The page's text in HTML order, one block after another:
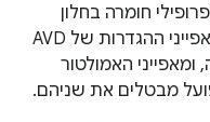
חומרה בחלון
. מאפייני ההגדרות של AVD
האמולטור
מבטלים את שניהם.